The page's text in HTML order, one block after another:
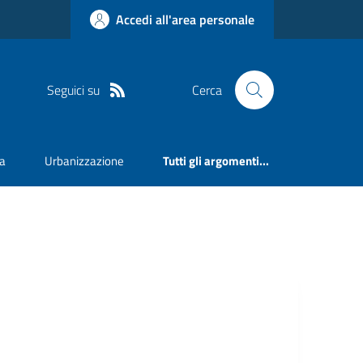
Accedi all'area personale
Seguici su Cerca
Urbanizzazione Tutti gli argomenti...